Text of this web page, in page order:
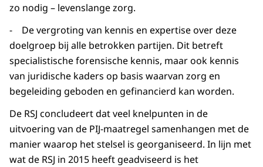
zo nodig – levenslange zorg.
- De vergroting van kennis en expertise over deze
doelgroep bij alle betrokken partijen. Dit betreft
specialistische forensische kennis, maar ook kennis
van juridische kaders op basis waarvan zorg en
begeleiding geboden en gefinancierd kan worden.
De RSJ concludeert dat veel knelpunten in de
uitvoering van de PIJ-maatregel samenhangen met de
manier waarop het stelsel is georganiseerd. In lijn met
wat de RSJ in 2015 heeft geadviseerd is het